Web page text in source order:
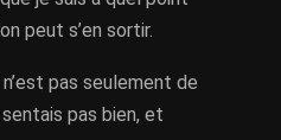
peut s’en sortir.
pas seulement de
pas bien, et